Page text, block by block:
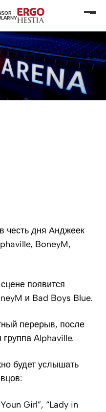
честь дня Анджеек
BoneyM,
появится
и Bad Boys Blue.
перерыв, после
группа Alphaville.
будет услышать
Girl”, “Lady in